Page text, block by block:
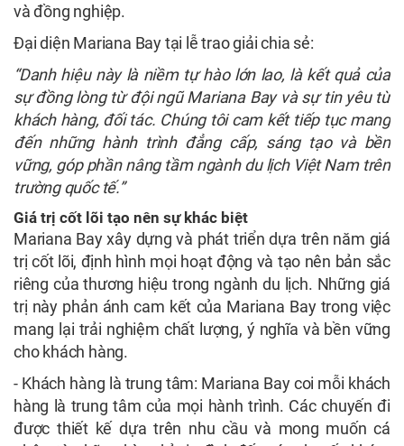
và đồng nghiệp.
Đại diện Mariana Bay tại lễ trao giải chia sẻ:
“Danh hiệu này là niềm tự hào lớn lao, là kết quả của
sự đồng lòng từ đội ngũ Mariana Bay và sự tin yêu từ
khách hàng, đối tác. Chúng tôi cam kết tiếp tục mang
đến những hành trình đẳng cấp, sáng tạo và bền
vững, góp phần nâng tầm ngành du lịch Việt Nam trên
trường quốc tế.”
Giá trị cốt lõi tạo nên sự khác biệt
Mariana Bay xây dựng và phát triển dựa trên năm giá
trị cốt lõi, định hình mọi hoạt động và tạo nên bản sắc
riêng của thương hiệu trong ngành du lịch. Những giá
trị này phản ánh cam kết của Mariana Bay trong việc
mang lại trải nghiệm chất lượng, ý nghĩa và bền vững
cho khách hàng.
- Khách hàng là trung tâm: Mariana Bay coi mỗi khách
hàng là trung tâm của mọi hành trình. Các chuyến đi
được thiết kế dựa trên nhu cầu và mong muốn cá